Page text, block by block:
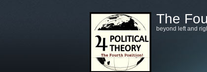
The
beyond left and